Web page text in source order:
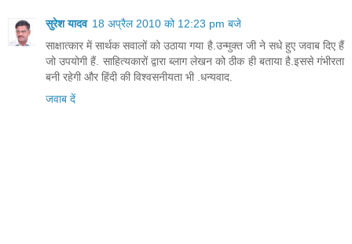
सुरेश यादव 18 अप्रैल 2010 को 12:23 pm बजे
साक्षात्कार में सार्थक सवालों को उठाया गया है.उन्मुक्त जी ने सधे हुए जवाब दिए हैं
जो उपयोगी हैं. साहित्यकारों द्वारा ब्लाग लेखन को ठीक ही बताया है.इससे गंभीरता
बनी रहेगी और हिंदी की विश्वसनीयता भी .धन्यवाद.
जवाब दें